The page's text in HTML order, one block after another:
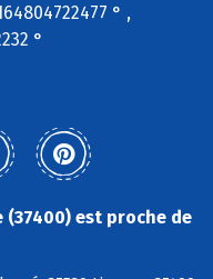
° ,
°
est proche de